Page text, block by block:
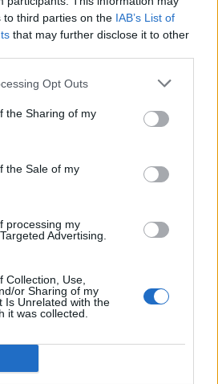
to third parties on the IAB’s List of
that may further disclose it to other
Opt Outs
the Sharing of my
the Sale of my
processing my
Advertising.
Collection, Use,
or Sharing of my
Is Unrelated with the
it was collected.
Gasto
Gasto
Gasto
0,00€
18l.- 0,00€
9l.- 0,00€ 12
0,00€
18l.- 0,00€
e incidencias de la DGT en
de tráfico cerca de
de tráfico
e incidencias de la DGT en